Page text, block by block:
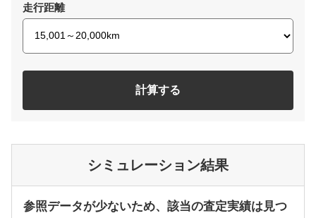
走行距離
計算する
シミュレーション結果
参照データが少ないため、該当の査定実績は見つ